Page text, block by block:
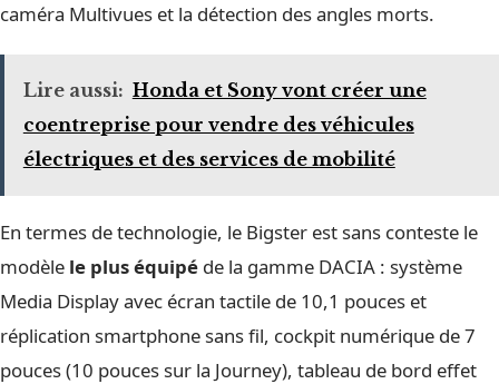
caméra Multivues et la détection des angles morts.
Lire aussi: Honda et Sony vont créer une
coentreprise pour vendre des véhicules
électriques et des services de mobilité
En termes de technologie, le Bigster est sans conteste le
modèle le plus équipé de la gamme DACIA : système
Media Display avec écran tactile de 10,1 pouces et
réplication smartphone sans fil, cockpit numérique de 7
pouces (10 pouces sur la Journey), tableau de bord effet